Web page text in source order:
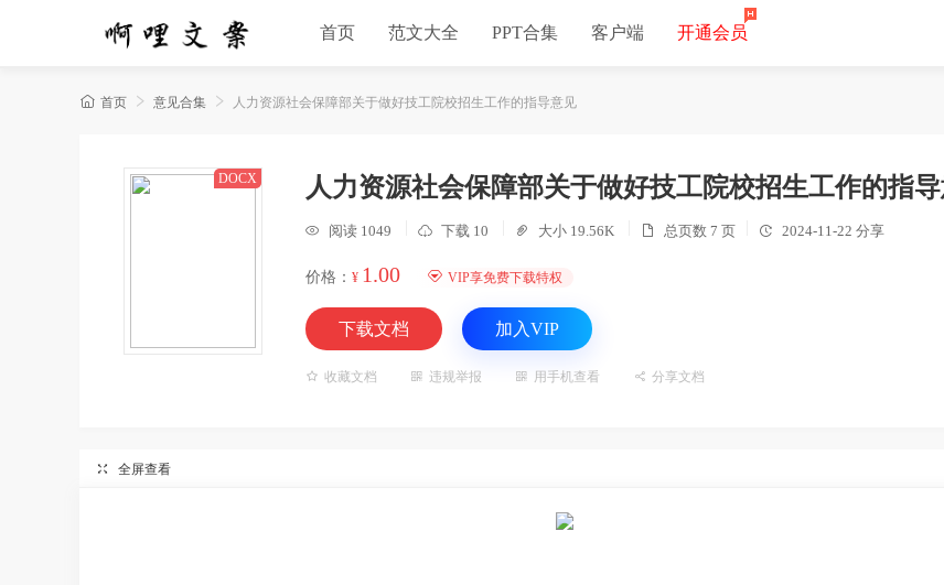
首页 范文大全 PPT合集 客户端 开通会员
 首页  意见合集  人力资源社会保障部关于做好技工院校招生工作的指导意见
DOCX 人力资源社会保障部关于做好技工院校招生工作的指
 阅读 1049  下载 10  大小 19.56K  总页数 7 页  2024-11-22 分享
价格： ¥ 1.00  VIP享免费下载特权
下载文档 加入VIP
 收藏文档  违规举报  用手机查看  分享文档
 全屏查看